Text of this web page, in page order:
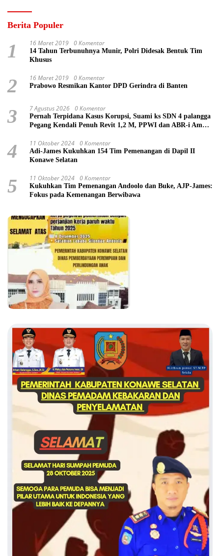
Berita Populer
1 16 Maret 2019 0 Komentar
14 Tahun Terbunuhnya Munir, Polri Didesak Bentuk Tim
Khusus
2 16 Maret 2019 0 Komentar
Prabowo Resmikan Kantor DPD Gerindra di Banten
3 7 Agustus 2026 0 Komentar
Pernah Terpidana Kasus Korupsi, Suami ks SDN 4 palangga
Pegang Kendali Penuh Revit 1,2 M, PPWI dan ABR-i Ambil
4 11 Oktober 2024 0 Komentar
Adi-James Kukuhkan 154 Tim Pemenangan di Dapil II
Konawe Selatan
5 11 Oktober 2024 0 Komentar
Kukuhkan Tim Pemenangan Andoolo dan Buke, AJP-James:
Fokus pada Kemenangan Berwibawa